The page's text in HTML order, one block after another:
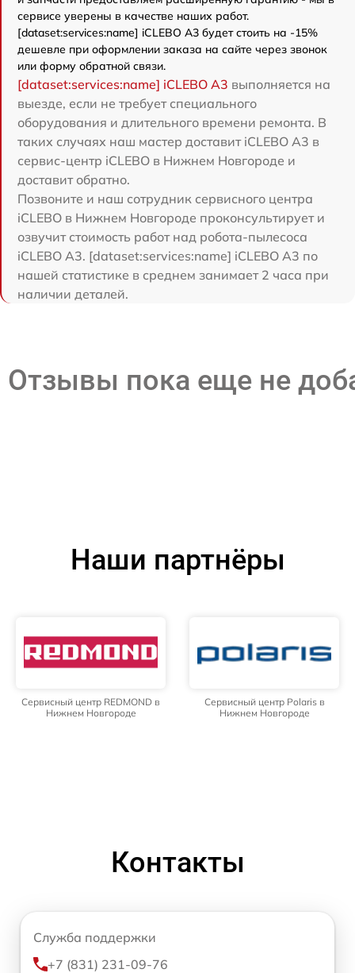
сервисе уверены в качестве наших работ.
[dataset:services:name] iCLEBO A3 будет стоить на -15%
дешевле при оформлении заказа на сайте через звонок
или форму обратной связи.
[dataset:services:name] iCLEBO A3 выполняется на
выезде, если не требует специального
оборудования и длительного времени ремонта. В
таких случаях наш мастер доставит iCLEBO A3 в
сервис-центр iCLEBO в Нижнем Новгороде и
доставит обратно.
Позвоните и наш сотрудник сервисного центра
iCLEBO в Нижнем Новгороде проконсультирует и
озвучит стоимость работ над робота-пылесоса
iCLEBO A3. [dataset:services:name] iCLEBO A3 по
нашей статистике в среднем занимает 2 часа при
наличии деталей.
Отзывы пока еще не
Наши партнёры
Сервисный центр REDMOND в
Нижнем Новгороде
Сервисный центр Polaris в
Нижнем Новгороде
Контакты
Служба поддержки
+7 (831) 231-09-76